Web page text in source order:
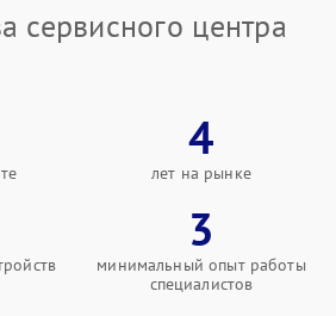
сервисного центра
4
лет на рынке
3
минимальный опыт работы
специалистов